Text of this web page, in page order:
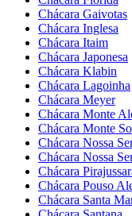
Chácara Gaivotas
Chácara Inglesa
Chácara Itaim
Chácara Japonesa
Chácara Klabin
Chácara Lagoinha
Chácara Meyer
Chácara Monte
Chácara Monte
Chácara Nossa
Chácara Nossa
Chácara
Chácara Pouso
Chácara Santa